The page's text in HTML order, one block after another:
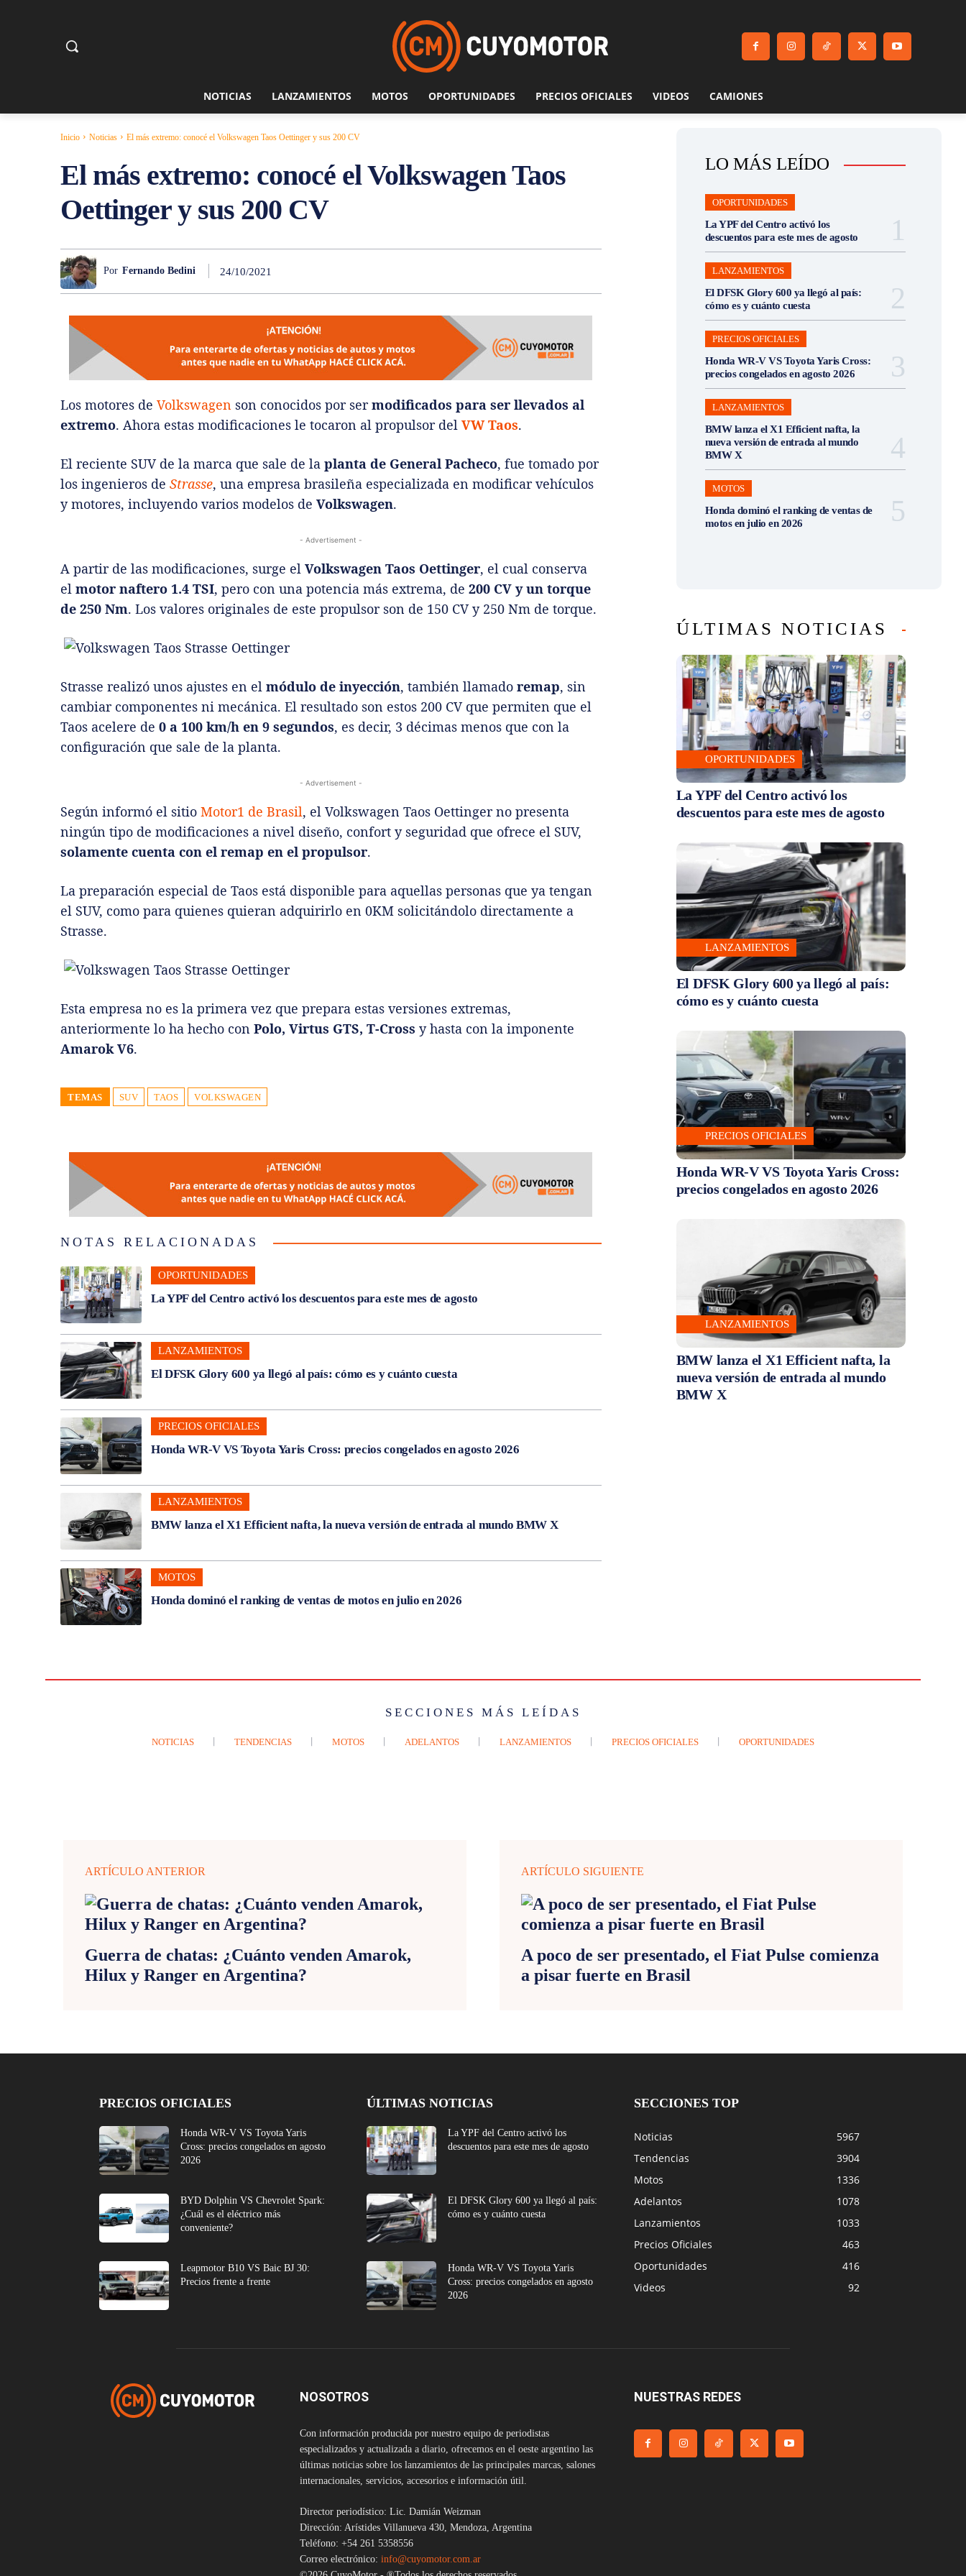
NOTICIAS LANZAMIENTOS MOTOS OPORTUNIDADES PRECIOS OFICIALES VIDEOS CAMIONES
Inicio Noticias El más extremo: conocé el Volkswagen Taos Oettinger y sus 200 CV
El más extremo: conocé el Volkswagen Taos
Oettinger y sus 200 CV
Por Fernando Bedini 24/10/2021
Los motores de Volkswagen son conocidos por sermodificados para ser llevados al
extremo. Ahora estas modificaciones le tocaron al propulsor del VW Taos.
El reciente SUV de la marca que sale de la planta de General Pacheco, fue tomado por
los ingenieros de Strasse, una empresa brasileña especializada en modificar vehículos
y motores, incluyendo varios modelos de Volkswagen.
- Advertisement -
A partir de las modificaciones, surge el Volkswagen Taos Oettinger, el cual conserva
el motor naftero 1.4 TSI, pero con una potencia más extrema, de 200 CV y un torque
de 250 Nm. Los valores originales de este propulsor son de 150 CV y 250 Nm de torque.
Strasse realizó unos ajustes en el módulo de inyección, también llamado remap, sin
cambiar componentes ni mecánica. El resultado son estos 200 CV que permiten que el
Taos acelere de 0 a 100 km/h en 9 segundos, es decir, 3 décimas menos que con la
configuración que sale de la planta.
- Advertisement -
Según informó el sitio Motor1 de Brasil, el Volkswagen Taos Oettinger no presenta
ningún tipo de modificaciones a nivel diseño, confort y seguridad que ofrece el SUV,
solamente cuenta con el remap en el propulsor.
La preparación especial de Taos está disponible para aquellas personas que ya tengan
el SUV, como para quienes quieran adquirirlo en 0KM solicitándolo directamente a
Strasse.
Esta empresa no es la primera vez que prepara estas versiones extremas,
anteriormente lo ha hecho con Polo, Virtus GTS, T-Cross y hasta con la imponente
Amarok V6.
TEMAS SUV TAOS VOLKSWAGEN
NOTAS RELACIONADAS
OPORTUNIDADES
La YPF del Centro activó los descuentos para este mes de agosto
LANZAMIENTOS
El DFSK Glory 600 ya llegó al país: cómo es y cuánto cuesta
PRECIOS OFICIALES
Honda WR-V VS Toyota Yaris Cross: precios congelados en agosto 2026
LANZAMIENTOS
BMW lanza el X1 Efficient nafta, la nueva versión de entrada al mundo BMW X
MOTOS
Honda dominó el ranking de ventas de motos en julio en 2026
LO MÁS LEÍDO
OPORTUNIDADES
La YPF del Centro activó los
descuentos para este mes de agosto
LANZAMIENTOS
El DFSK Glory 600 ya llegó al país:
cómo es y cuánto cuesta
PRECIOS OFICIALES
Honda WR-V VS Toyota Yaris Cross:
precios congelados en agosto 2026
LANZAMIENTOS
BMW lanza el X1 Efficient nafta, la
nueva versión de entrada al mundo
BMW X
MOTOS
Honda dominó el ranking de ventas de
motos en julio en 2026
ÚLTIMAS NOTICIAS
OPORTUNIDADES
La YPF del Centro activó los
descuentos para este mes de agosto
LANZAMIENTOS
El DFSK Glory 600 ya llegó al país:
cómo es y cuánto cuesta
PRECIOS OFICIALES
Honda WR-V VS Toyota Yaris Cross:
precios congelados en agosto 2026
LANZAMIENTOS
BMW lanza el X1 Efficient nafta, la
nueva versión de entrada al mundo
BMW X
SECCIONES MÁS LEÍDAS
NOTICIAS TENDENCIAS MOTOS ADELANTOS LANZAMIENTOS PRECIOS OFICIALES OPORTUNIDADES
ARTÍCULO ANTERIOR
Guerra de chatas: ¿Cuánto venden Amarok,
Hilux y Ranger en Argentina?
ARTÍCULO SIGUIENTE
A poco de ser presentado, el Fiat Pulse comienza
a pisar fuerte en Brasil
PRECIOS OFICIALES
Honda WR-V VS Toyota Yaris
Cross: precios congelados en agosto
2026
BYD Dolphin VS Chevrolet Spark:
¿Cuál es el eléctrico más
conveniente?
Leapmotor B10 VS Baic BJ 30:
Precios frente a frente
ÚLTIMAS NOTICIAS
La YPF del Centro activó los
descuentos para este mes de agosto
El DFSK Glory 600 ya llegó al país:
cómo es y cuánto cuesta
Honda WR-V VS Toyota Yaris
Cross: precios congelados en agosto
2026
SECCIONES TOP
Noticias
5967
Tendencias
3904
Motos
1336
Adelantos
1078
Lanzamientos
1033
Precios Oficiales
463
Oportunidades
416
Videos
92
NOSOTROS
Con información producida por nuestro equipo de periodistas
especializados y actualizada a diario, ofrecemos en el oeste argentino las
últimas noticias sobre los lanzamientos de las principales marcas, salones
internacionales, servicios, accesorios e información útil.
Director periodístico: Lic. Damián Weizman
Dirección: Arístides Villanueva 430, Mendoza, Argentina
Teléfono: +54 261 5358556
Correo electrónico: info@cuyomotor.com.ar
NUESTRAS REDES